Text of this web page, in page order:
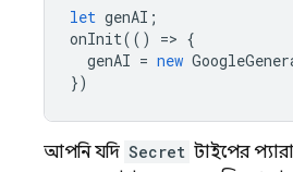
let genAI ;
onInit(() => {
genAI = new
})
আপনি যদি Secret টাইপের